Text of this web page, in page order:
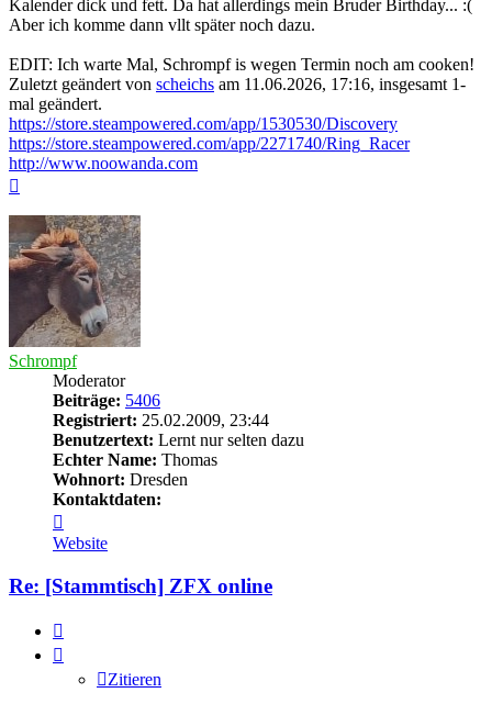
Kalender dick und fett. Da hat allerdings mein Bruder Birthday... :(
Aber ich komme dann vllt später noch dazu.
EDIT: Ich warte Mal, Schrompf is wegen Termin noch am cooken!
Zuletzt geändert von scheichs am 11.06.2026, 17:16, insgesamt 1-
mal geändert.
https://store.steampowered.com/app/1530530/Discovery
https://store.steampowered.com/app/2271740/Ring_Racer
http://www.noowanda.com
Schrompf
Moderator
Beiträge: 5406
Registriert: 25.02.2009, 23:44
Benutzertext: Lernt nur selten dazu
Echter Name: Thomas
Wohnort: Dresden
Kontaktdaten:
von
Schrompf
Website
Re: [Stammtisch] ZFX online
Zitieren